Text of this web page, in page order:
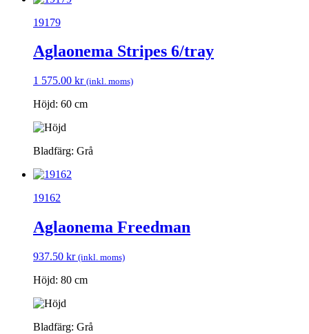
19179
Aglaonema Stripes 6/tray
1 575.00 kr (inkl. moms)
Höjd: 60 cm
Bladfärg: Grå
19162
Aglaonema Freedman
937.50 kr (inkl. moms)
Höjd: 80 cm
Bladfärg: Grå